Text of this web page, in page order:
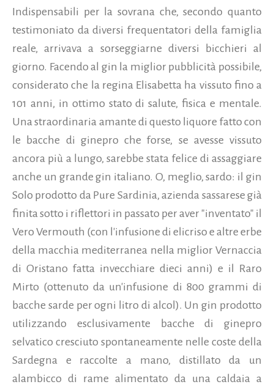
Indispensabili per la sovrana che, secondo quanto
testimoniato da diversi frequentatori della famiglia
reale, arrivava a sorseggiarne diversi bicchieri al
giorno. Facendo al gin la miglior pubblicità possibile,
considerato che la regina Elisabetta ha vissuto fino a
101 anni, in ottimo stato di salute, fisica e mentale.
Una straordinaria amante di questo liquore fatto con
le bacche di ginepro che forse, se avesse vissuto
ancora più a lungo, sarebbe stata felice di assaggiare
anche un grande gin italiano. O, meglio, sardo: il gin
Solo prodotto da Pure Sardinia, azienda sassarese già
finita sotto i riflettori in passato per aver "inventato" il
Vero Vermouth (con l'infusione di elicriso e altre erbe
della macchia mediterranea nella miglior Vernaccia
di Oristano fatta invecchiare dieci anni) e il Raro
Mirto (ottenuto da un'infusione di 800 grammi di
bacche sarde per ogni litro di alcol). Un gin prodotto
utilizzando esclusivamente bacche di ginepro
selvatico cresciuto spontaneamente nelle coste della
Sardegna e raccolte a mano, distillato da un
alambicco di rame alimentato da una caldaia a